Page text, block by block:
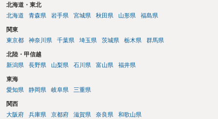
北海道・東北
北海道
青森県 岩手県 宮城県 秋田県 山形県 福島県
関東
東京都
神奈川県 千葉県 埼玉県 茨城県 栃木県 群馬県
北陸・甲信越
新潟県
長野県 山梨県 石川県 富山県 福井県
東海
愛知県
静岡県 岐阜県 三重県
関西
大阪府
兵庫県 京都府 滋賀県 奈良県 和歌山県